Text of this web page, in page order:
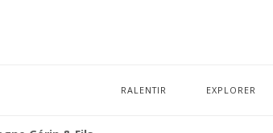
RALENTIR EXPLORER